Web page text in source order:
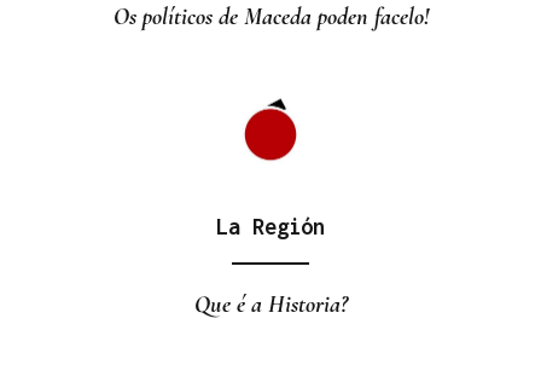
Os políticos de Maceda poden facelo!
La Región
Que é a Historia?